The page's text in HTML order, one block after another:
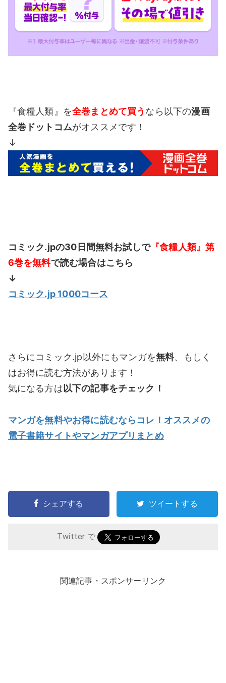
『食糧人類』を全巻まとめて買う なら以下の漫画
全巻ドットコムがオススメです！
↓
コミック.jpの30日間無料お試しで『食糧人類』第
6巻を無料で読む場合はこちら
↓
コミック.jp 1000コース
さらにコミック.jp以外にもマンガを無料、もしく
はお得に読む方法があります！
気になる方は以下の記事をチェック！
マンガを無料やお得に読むならコレ！オススメの
電子書籍サイトやマンガアプリまとめ
シェアする ツイートする
Twitter で
関連記事・スポンサーリンク